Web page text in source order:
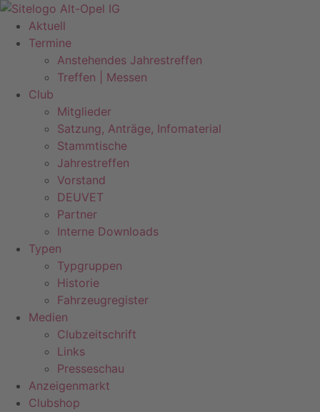
Zum
Inhalt
springen
Aktuell
Termine
Anstehendes Jahrestreffen
Treffen | Messen
Club
Mitglieder
Satzung, Anträge, Infomaterial
Stammtische
Jahrestreffen
Vorstand
DEUVET
Partner
Interne Downloads
Typen
Typgruppen
Historie
Fahrzeugregister
Medien
Clubzeitschrift
Links
Presseschau
Anzeigenmarkt
Clubshop